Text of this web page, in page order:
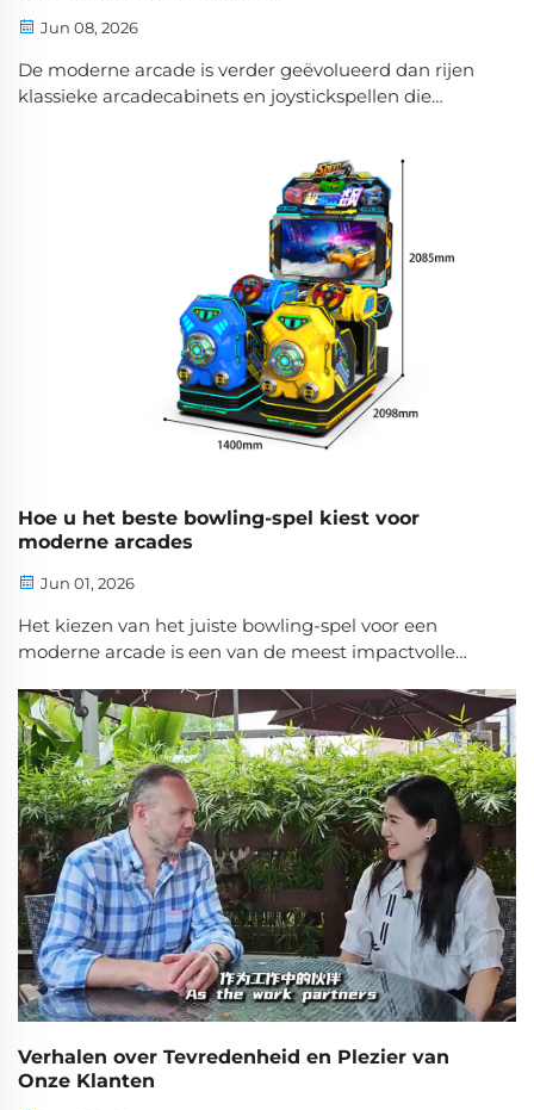
Jun 08, 2026
De moderne arcade is verder geëvolueerd dan rijen
klassieke arcadecabinets en joystickspellen die
energieke ervaringen bieden die thuis niet te
evenaren zijn, en een premium-race-simulator
Hoe u het beste bowling-spel kiest voor
moderne arcades
Jun 01, 2026
Het kiezen van het juiste bowling-spel voor een
moderne arcade is een van de meest impactvolle
moderne arcade gedijt met spellen die terugkerende
bezoekers aantrekken, hun aandacht vasthouden en
consistente inkomsten opleveren. Bowlingachtige
spellen raken…
Verhalen over Tevredenheid en Plezier van
Onze Klanten